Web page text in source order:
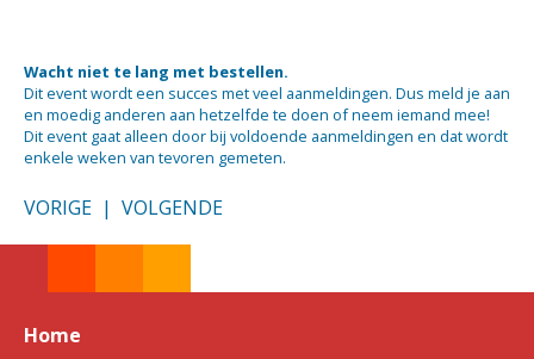
Wacht niet te lang met bestellen.
Dit event wordt een succes met veel aanmeldingen. Dus meld je aan
en moedig anderen aan hetzelfde te doen of neem iemand mee!
Dit event gaat alleen door bij voldoende aanmeldingen en dat wordt
enkele weken van tevoren gemeten.
VORIGE | VOLGENDE
Home